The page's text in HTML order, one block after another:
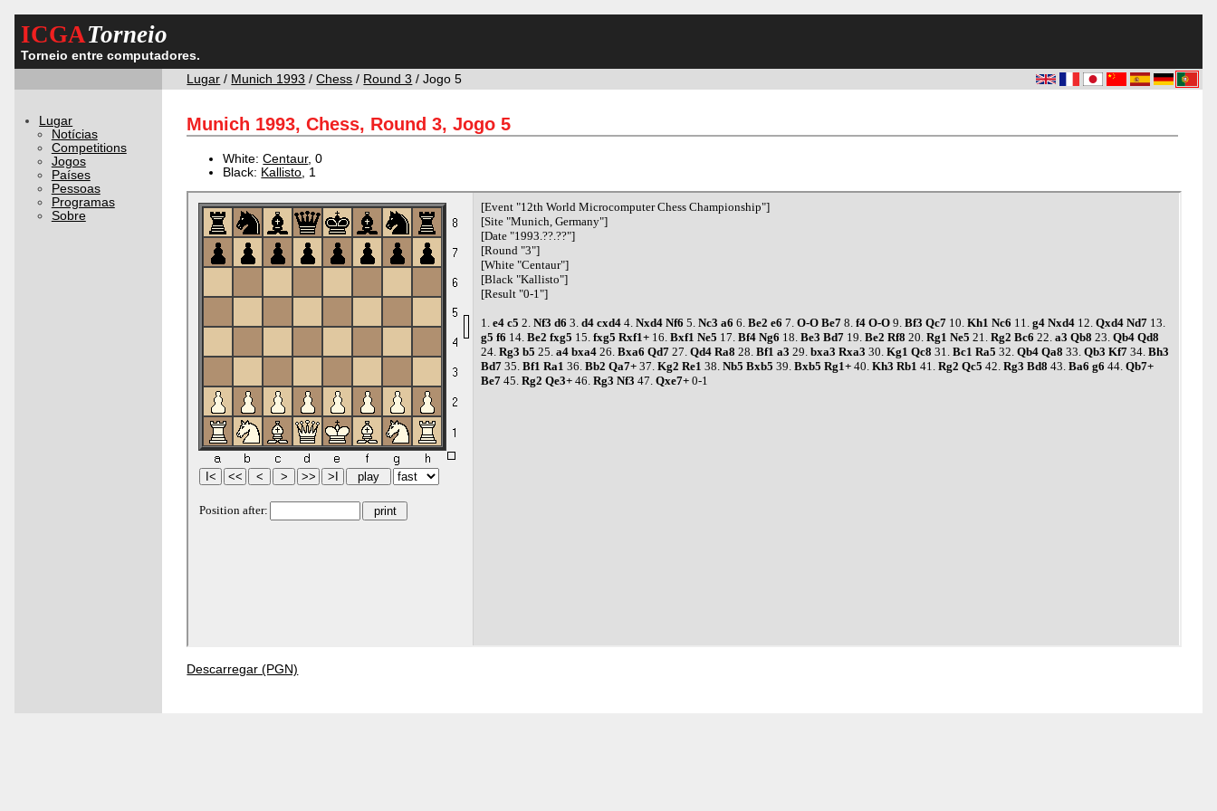
ICGATorneio
Torneio entre computadores.
Lugar / Munich 1993 /Chess / Round 3 / Jogo 5
Lugar
Notícias
Competitions
Jogos
Países
Pessoas
Programas
Sobre
Munich 1993, Chess, Round 3, Jogo 5
White:Centaur, 0
Black: Kallisto , 1
Descarregar (PGN)